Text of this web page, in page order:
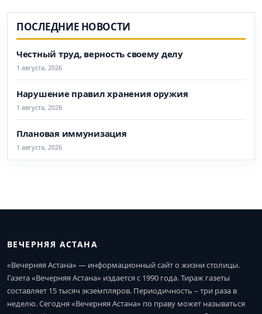
ПОСЛЕДНИЕ НОВОСТИ
Честный труд, верность своему делу
1 августа, 2026
Нарушение правил хранения оружия
1 августа, 2026
Плановая иммунизация
1 августа, 2026
ВЕЧЕРНЯЯ АСТАНА
«Вечерняя Астана» — информационный сайт о жизни столицы.
Газета «Вечерняя Астана» издается с 1990 года. Тираж газеты
составляет 15 тысяч экземпляров. Периодичность – три раза в
неделю. Сегодня «Вечерняя Астана» по праву может называться